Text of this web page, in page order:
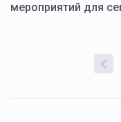
мероприятий для